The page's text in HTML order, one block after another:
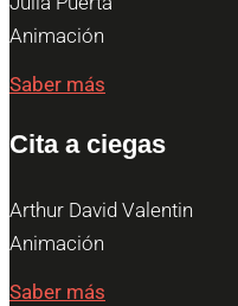
Animación
Saber más
Cita a ciegas
Arthur David Valentin
Animación
Saber más